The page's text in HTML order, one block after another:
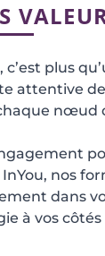
c’est plus
attentive
nœud
InYou, nos
dans
à vos